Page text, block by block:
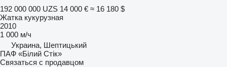
192 000 000 UZS 14 000 € ≈ 16 180 $
Жатка кукурузная
2010
1 000 м/ч
Украина, Шептицький
ПАФ «Білий Стік»
Связаться с продавцом